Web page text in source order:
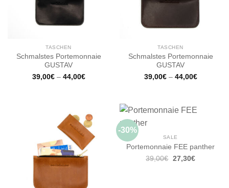
TASCHEN
Schmalstes Portemonnaie
GUSTAV
39,00€– 44,00€
TASCHEN
Schmalstes Portemonnaie
GUSTAV
39,00€– 44,00€
-30%
SALE
Portemonnaie FEE panther
39,00€ Ursprünglicher
27,30€Aktueller